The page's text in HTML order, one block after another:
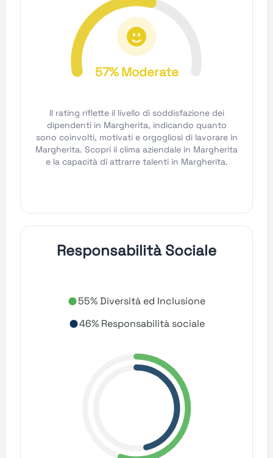
57% Moderate
Il rating riflette il livello di soddisfazione dei
dipendenti in Margherita, indicando quanto
sono coinvolti, motivati e orgogliosi di lavorare in
Margherita. Scopri il clima aziendale in Margherita
e la capacità di attrarre talenti in Margherita.
Responsabilità Sociale
55% Diversità ed Inclusione
46% Responsabilità sociale